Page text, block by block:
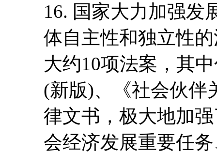
16. 国家大力加强发
体自主性和独立性
大约10项法案，其
(新版)、《社会伙伴
律文书，极大地加
会经济发展重要任